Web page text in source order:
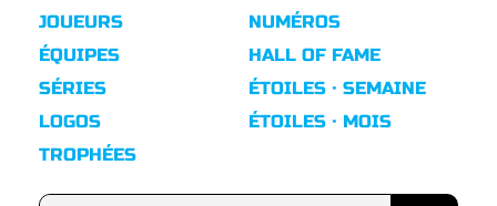
JOUEURS
ÉQUIPES
SÉRIES
LOGOS
TROPHÉES
NUMÉROS
HALL OF FAME
ÉTOILES · SEMAINE
ÉTOILES · MOIS